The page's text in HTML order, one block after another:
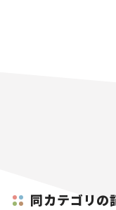
同カテゴリの